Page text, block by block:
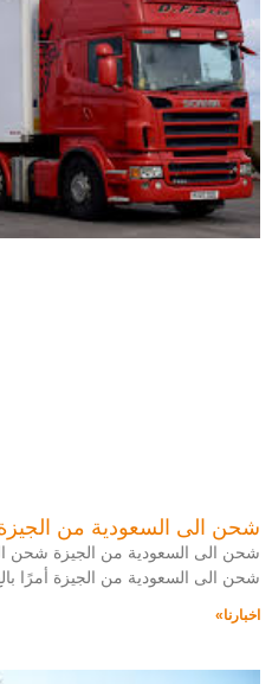
شحن الى السعودية من
شحن الى السعودية من الجيزة شحن
شحن الى السعودية من الجيزة أمرًا
اخبارنا»